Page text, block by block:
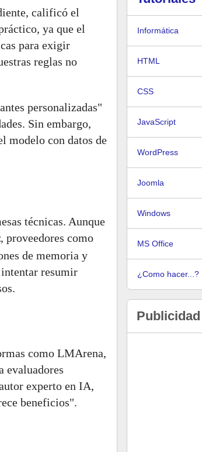
calificó el
ya que el
para exigir
reglas no
personalizadas"
Sin embargo,
modelo con datos de
técnicas. Aunque
, proveedores como
de memoria y
resumir
como LMArena,
evaluadores
experto en IA,
beneficios".
Informática
HTML
CSS
JavaScript
WordPress
Joomla
Windows
MS Office
¿Como hacer...?
Publicidad